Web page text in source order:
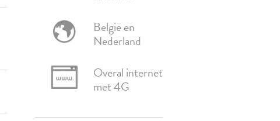
België en
Nederland
Overal internet
met 4G